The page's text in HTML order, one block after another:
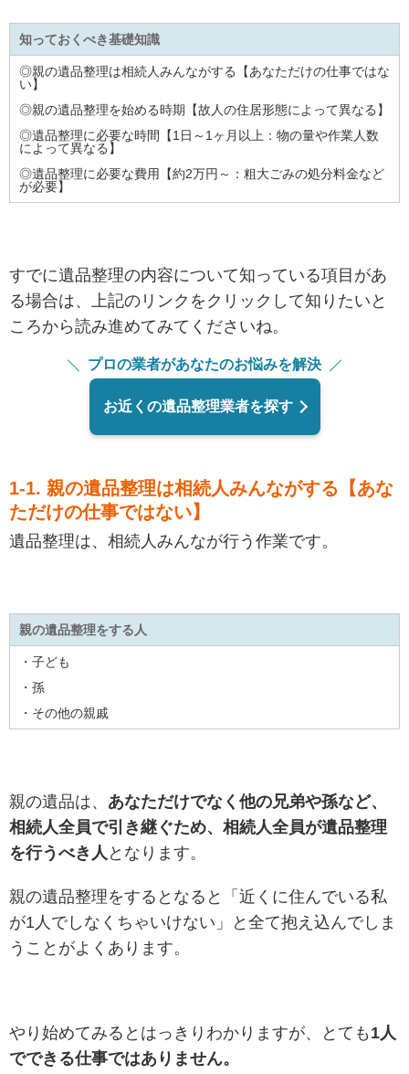
知っておくべき基礎知識
◎親の遺品整理は相続人みんながする【あなただけの仕事ではな
い】
◎親の遺品整理を始める時期【故人の住居形態によって異なる】
◎遺品整理に必要な時間【1日～1ヶ月以上：物の量や作業人数
によって異なる】
◎遺品整理に必要な費用【約2万円～：粗大ごみの処分料金など
が必要】
すでに遺品整理の内容について知っている項目があ
る場合は、上記のリンクをクリックして知りたいと
ころから読み進めてみてくださいね。
プロの業者があなたのお悩みを解決
お近くの遺品整理業者を探す
1-1. 親の遺品整理は相続人みんながする【あな
ただけの仕事ではない】
遺品整理は、相続人みんなが行う作業です。
親の遺品整理をする人
・子ども
・孫
・その他の親戚
親の遺品は、 あなただけでなく他の兄弟や孫など、
相続人全員で引き継ぐため、相続人全員が遺品整理
を行うべき人 となります。
親の遺品整理をするとなると「近くに住んでいる私
が1人でしなくちゃいけない」と全て抱え込んでしま
うことがよくあります。
やり始めてみるとはっきりわかりますが、とても 1人
でできる仕事ではありません。